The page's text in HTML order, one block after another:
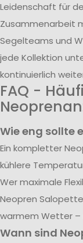
Leidenschaft für
Zusammenarbeit
Segelteams und
jede Kollektion
kontinuierlich
FAQ -
Wie eng sollte
Ein kompletter
kühlere
Wer maximale
Neopren
warmem Wetter –
Wann sind